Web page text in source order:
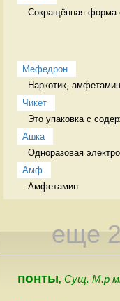
Сокращённая форма
Мефедрон
Наркотик, амфетамин
Чикет
Это упаковка с
Ашка
Одноразовая
Амф
Амфетамин
еще
понты, Сущ. М.р